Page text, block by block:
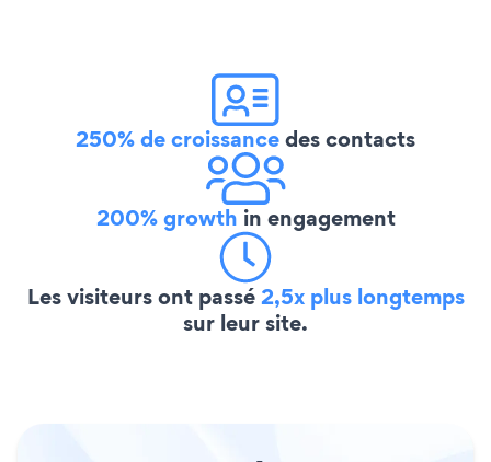
250% de croissancedes contacts
200% growth in engagement
Les visiteurs ont passé2,5x plus longtemps
sur leur site.